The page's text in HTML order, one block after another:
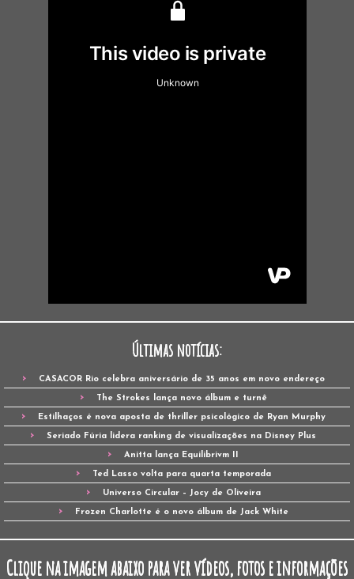
Últimas notícias:
CASACOR Rio celebra aniversário de 35 anos em novo endereço
The Strokes lança novo álbum e turnê
Estilhaços é nova aposta de thriller psicológico de Ryan Murphy
Seriado Fúria lidera ranking de visualizações na Disney Plus
Anitta lança Equilibrivm II
Ted Lasso volta para quarta temporada
Universo Circular – Jocy de Oliveira
Frozen Charlotte é o novo álbum de Jack White
Clique na imagem abaixo para ver vídeos, fotos e informações